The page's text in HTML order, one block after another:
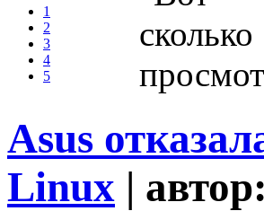
1
2
3
4
5
Asus
Linux | автор: